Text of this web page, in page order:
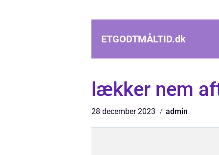
ETGODTMÅLTID.dk
lækker nem
28 december 2023 admin